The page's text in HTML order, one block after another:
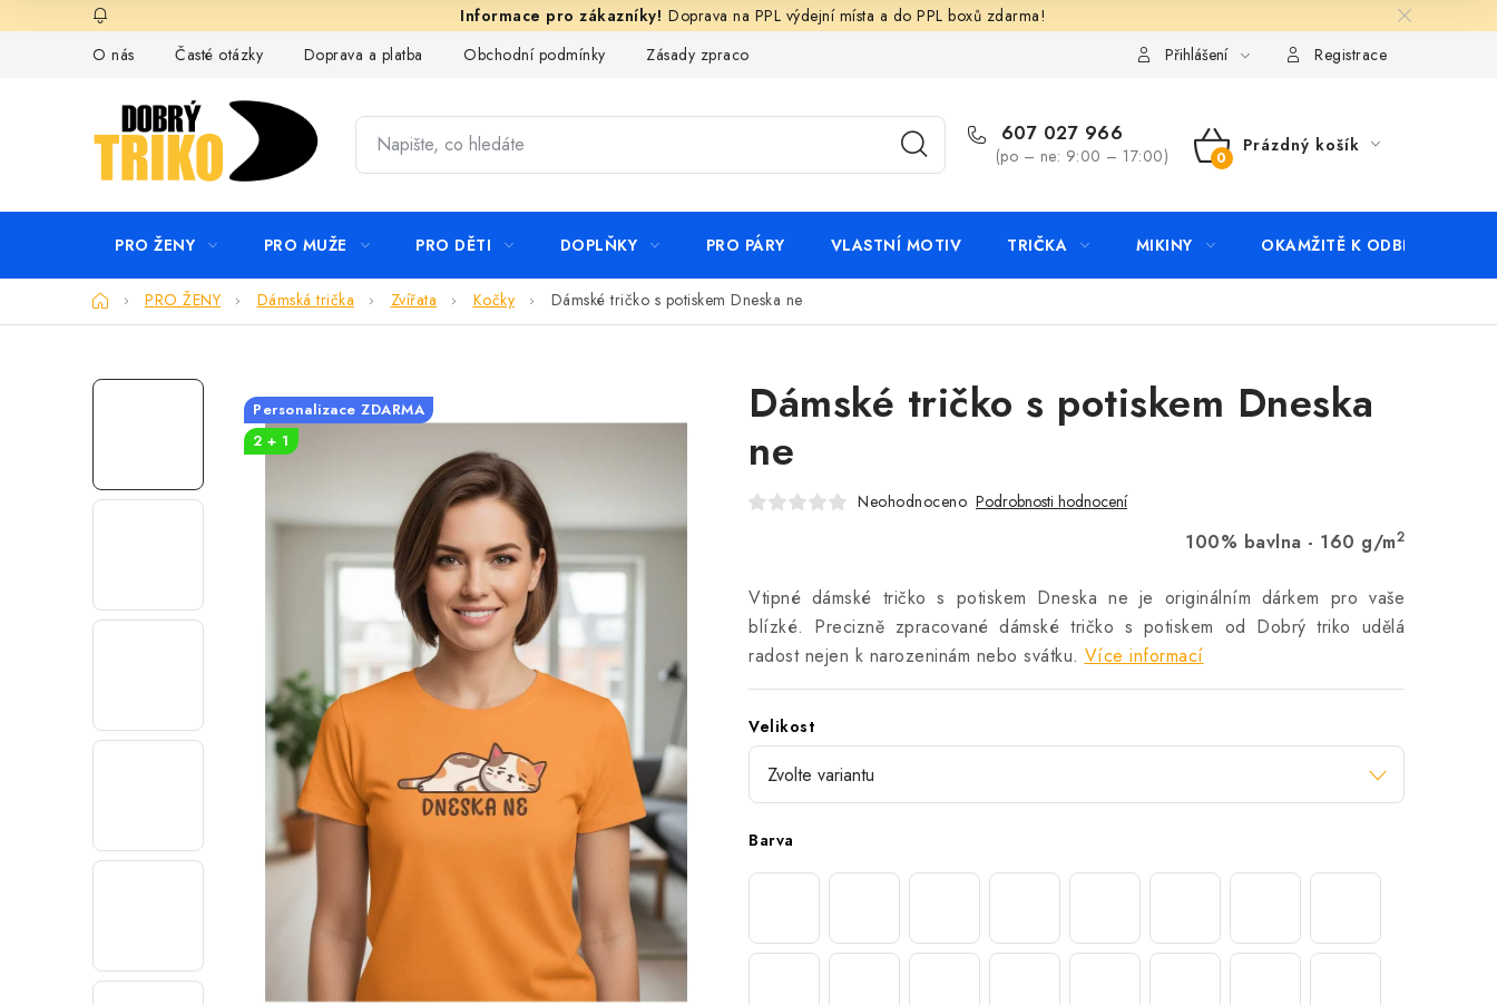
na
Doprava na PPL výdejní místa a do PPL boxů zdarma!
O nás
Časté otázky Doprava a platba Obchodní podmínky Zásady zpracování ochrany osobních údajů KontaktyPřihlášení Registrace
607 027 966
(po – ne: 9:00 – 17:00)
NÁKUPNÍ
Prázdný košík
PRO ŽENY PRO MUŽE PRO DĚTI DOPLŇKY PRO PÁRY VLASTNÍ MOTIV TRIČKA MIKINY OKAMŽITĚ K ODBĚRU
DomůPRO ŽENY Dámská trička Zvířata Kočky Dámské tričko s potiskem Dneska ne
Dámské tričko s potiskem Dneska
ne
Neohodnoceno Podrobnosti hodnocení
100% bavlna - 160 g/m2
Vtipné dámské tričko s potiskem Dneska ne je originálním dárkem pro vaše
blízké. Precizně zpracované dámské tričko s potiskem od Dobrý triko udělá
radost nejen k narozeninám nebo svátku. Více informací
Velikost
Barva
Personalizace ZDARMA
2 + 1